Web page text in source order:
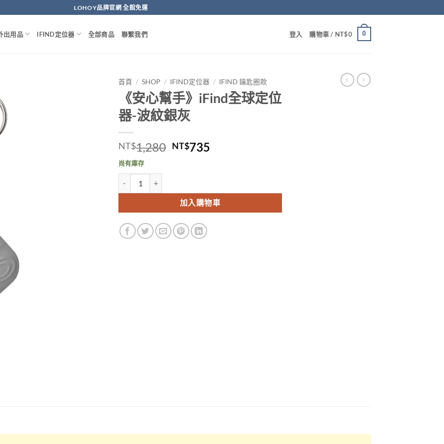
LOHOY品牌官網 全館免運
出用品 IFIND定位器 全部商品 聯繫我們 登入 購物車 / NT$0 0
首頁 / SHOP / IFIND定位器 / IFIND 鑰匙圈款
《安心幫手》iFind全球定位
器-波紋銀灰
NT$1,280 原
NT$1,280。
NT$735
NT$735。
尚有庫存
加入購物車